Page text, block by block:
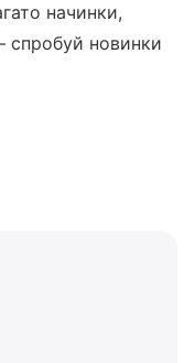
начинки,
спробуй новинки